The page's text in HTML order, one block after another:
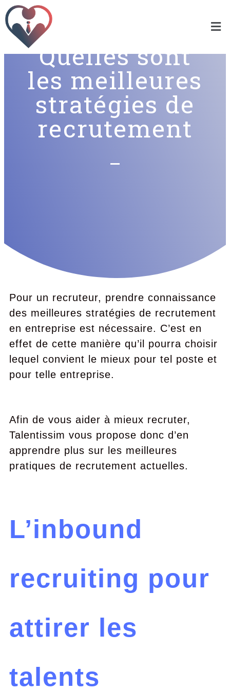
Quelles sont
les meilleures
stratégies de
recrutement
Pour un recruteur, prendre connaissance
des meilleures stratégies de recrutement
en entreprise est nécessaire. C’est en
effet de cette manière qu’il pourra choisir
lequel convient le mieux pour tel poste et
pour telle entreprise.
Afin de vous aider à mieux recruter,
Talentissim vous propose donc d’en
apprendre plus sur les meilleures
pratiques de recrutement actuelles.
L’inbound
recruiting pour
attirer les
talents